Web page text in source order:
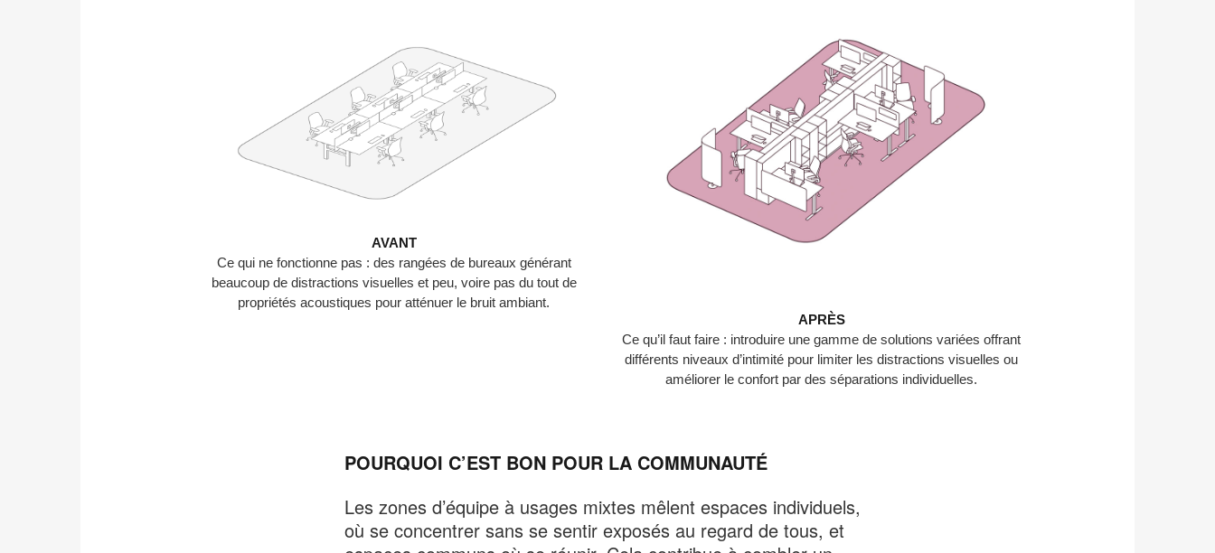
AVANT
Ce qui ne fonctionne pas : des rangées de bureaux générant
beaucoup de distractions visuelles et peu, voire pas du tout de
propriétés acoustiques pour atténuer le bruit ambiant.
APRÈS
Ce qu’il faut faire : introduire une gamme de solutions variées offrant
différents niveaux d’intimité pour limiter les distractions visuelles ou
améliorer le confort par des séparations individuelles.
POURQUOI C’EST BON POUR LA COMMUNAUTÉ
Les zones d’équipe à usages mixtes mêlent espaces individuels,
où se concentrer sans se sentir exposés au regard de tous, et